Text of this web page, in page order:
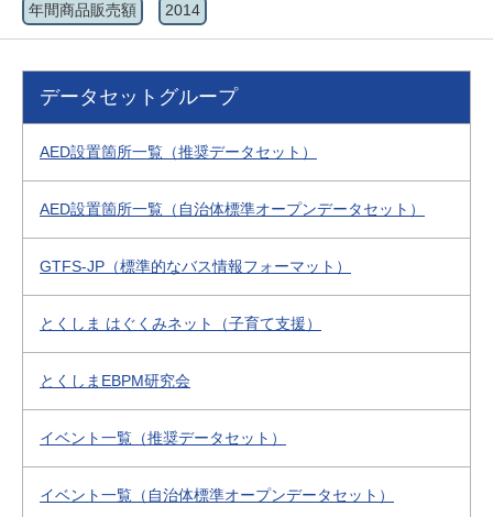
年間商品販売額 2014
データセットグループ
AED設置箇所一覧（推奨データセット）
AED設置箇所一覧（自治体標準オープンデータセット）
GTFS-JP（標準的なバス情報フォーマット）
とくしま はぐくみネット（子育て支援）
とくしまEBPM研究会
イベント一覧（推奨データセット）
イベント一覧（自治体標準オープンデータセット）